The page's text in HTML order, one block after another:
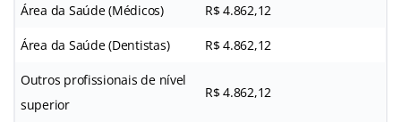
Área da Saúde (Médicos) R$ 4.862,12
Área da Saúde (Dentistas) R$ 4.862,12
Outros profissionais de nível
superior
R$ 4.862,12